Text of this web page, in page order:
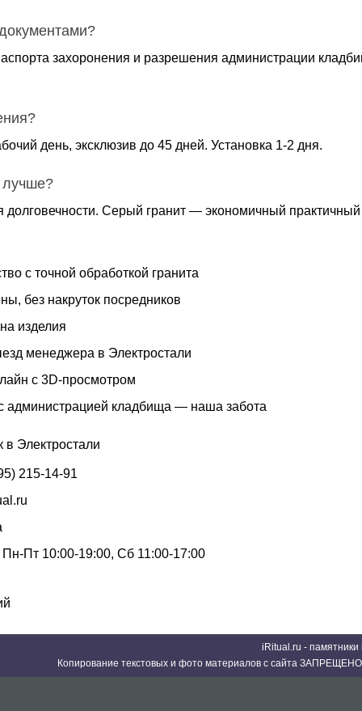
захоронения и разрешения администрации
день, эксклюзив до 45 дней. Установка 1-2 дня.
лучше?
долговечности. Серый гранит — экономичный
с точной обработкой гранита
без накруток посредников
изделия
менеджера в Электростали
с 3D-просмотром
администрацией кладбища — наша забота
в Электростали
215-14-91
Пт 10:00-19:00, Сб 11:00-17:00
iRitual.ru -
Копирование текстовых и фото материалов с сайта